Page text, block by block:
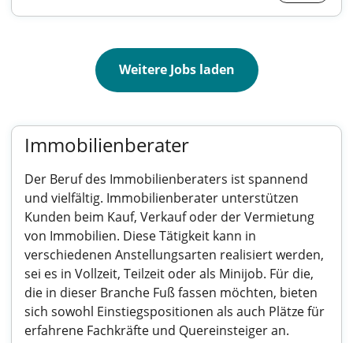
Weitere Jobs laden
Immobilienberater
Der Beruf des Immobilienberaters ist spannend
und vielfältig. Immobilienberater unterstützen
Kunden beim Kauf, Verkauf oder der Vermietung
von Immobilien. Diese Tätigkeit kann in
verschiedenen Anstellungsarten realisiert werden,
sei es in Vollzeit, Teilzeit oder als Minijob. Für die,
die in dieser Branche Fuß fassen möchten, bieten
sich sowohl Einstiegspositionen als auch Plätze für
erfahrene Fachkräfte und Quereinsteiger an.